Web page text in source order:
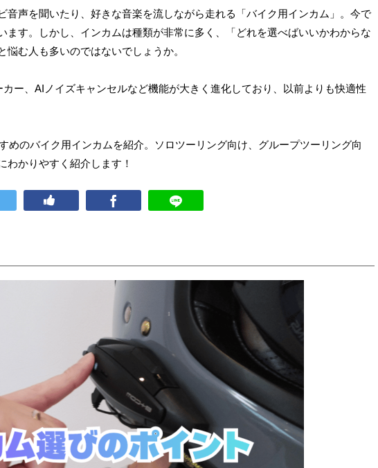
音声を聞いたり、好きな音楽を流しながら走れる「バイク用インカム」。今で
ます。しかし、インカムは種類が非常に多く、「どれを選べばいいかわからな
む人も多いのではないでしょうか。
ー、AIノイズキャンセルなど機能が大きく進化しており、以前よりも快適性
めのバイク用インカムを紹介。ソロツーリング向け、グループツーリング向
わかりやすく紹介します！